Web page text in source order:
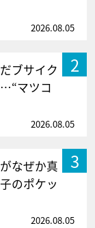
2026.08.05
2
ブサイク
マツコ
2026.08.05
3
なぜか真
のポケッ
2026.08.05